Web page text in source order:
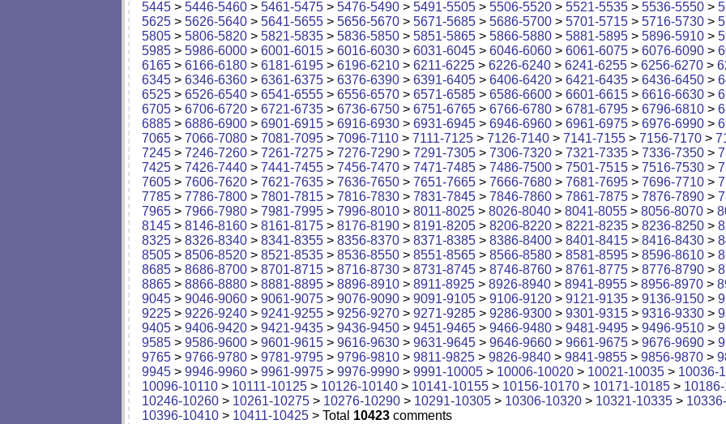
5445 > 5446-5460 > 5461-5475 > 5476-5490 > 5491-5505 > 5506-5520 > 5521-5535 > 5536-5550 >
5625 > 5626-5640 > 5641-5655 > 5656-5670 > 5671-5685 > 5686-5700 > 5701-5715 > 5716-5730 >
5805 > 5806-5820 > 5821-5835 > 5836-5850 > 5851-5865 > 5866-5880 > 5881-5895 > 5896-5910 >
5985 > 5986-6000 > 6001-6015 > 6016-6030 > 6031-6045 > 6046-6060 > 6061-6075 > 6076-6090 >
6165 > 6166-6180 > 6181-6195 > 6196-6210 > 6211-6225 > 6226-6240 > 6241-6255 > 6256-6270 >
6345 > 6346-6360 > 6361-6375 > 6376-6390 > 6391-6405 > 6406-6420 > 6421-6435 > 6436-6450 >
6525 > 6526-6540 > 6541-6555 > 6556-6570 > 6571-6585 > 6586-6600 > 6601-6615 > 6616-6630 >
6705 > 6706-6720 > 6721-6735 > 6736-6750 > 6751-6765 > 6766-6780 > 6781-6795 > 6796-6810 >
6885 > 6886-6900 > 6901-6915 > 6916-6930 > 6931-6945 > 6946-6960 > 6961-6975 > 6976-6990 >
7065 > 7066-7080 > 7081-7095 > 7096-7110 > 7111-7125 > 7126-7140 > 7141-7155 > 7156-7170 >
7245 > 7246-7260 > 7261-7275 > 7276-7290 > 7291-7305 > 7306-7320 > 7321-7335 > 7336-7350 >
7425 > 7426-7440 > 7441-7455 > 7456-7470 > 7471-7485 > 7486-7500 > 7501-7515 > 7516-7530 >
7605 > 7606-7620 > 7621-7635 > 7636-7650 > 7651-7665 > 7666-7680 > 7681-7695 > 7696-7710 >
7785 > 7786-7800 > 7801-7815 > 7816-7830 > 7831-7845 > 7846-7860 > 7861-7875 > 7876-7890 >
7965 > 7966-7980 > 7981-7995 > 7996-8010 > 8011-8025 > 8026-8040 > 8041-8055 > 8056-8070 >
8145 > 8146-8160 > 8161-8175 > 8176-8190 > 8191-8205 > 8206-8220 > 8221-8235 > 8236-8250 >
8325 > 8326-8340 > 8341-8355 > 8356-8370 > 8371-8385 > 8386-8400 > 8401-8415 > 8416-8430 >
8505 > 8506-8520 > 8521-8535 > 8536-8550 > 8551-8565 > 8566-8580 > 8581-8595 > 8596-8610 >
8685 > 8686-8700 > 8701-8715 > 8716-8730 > 8731-8745 > 8746-8760 > 8761-8775 > 8776-8790 >
8865 > 8866-8880 > 8881-8895 > 8896-8910 > 8911-8925 > 8926-8940 > 8941-8955 > 8956-8970 >
9045 > 9046-9060 > 9061-9075 > 9076-9090 > 9091-9105 > 9106-9120 > 9121-9135 > 9136-9150 >
9225 > 9226-9240 > 9241-9255 > 9256-9270 > 9271-9285 > 9286-9300 > 9301-9315 > 9316-9330 >
9405 > 9406-9420 > 9421-9435 > 9436-9450 > 9451-9465 > 9466-9480 > 9481-9495 > 9496-9510 >
9585 > 9586-9600 > 9601-9615 > 9616-9630 > 9631-9645 > 9646-9660 > 9661-9675 > 9676-9690 >
9765 > 9766-9780 > 9781-9795 > 9796-9810 > 9811-9825 > 9826-9840 > 9841-9855 > 9856-9870 >
9945 > 9946-9960 > 9961-9975 > 9976-9990 > 9991-10005 > 10006-10020 > 10021-10035 > 10036-
10096-10110 > 10111-10125 > 10126-10140 > 10141-10155 > 10156-10170 > 10171-10185 >
10246-10260 > 10261-10275 > 10276-10290 > 10291-10305 > 10306-10320 > 10321-10335 >
10396-10410 > 10411-10425 > Total 10423 comments